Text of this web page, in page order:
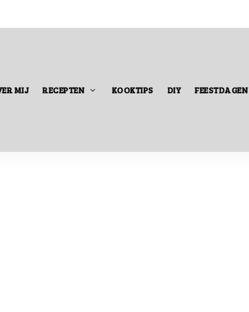
MIJ RECEPTEN KOOKTIPS DIY FEESTDAGEN